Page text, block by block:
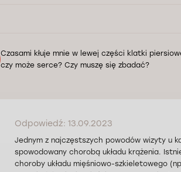
Czasami kłuje mnie w lewej części klatki
czy może serce? Czy muszę się zbadać?
Odpowiedź: 13.09.2023
Jednym z najczęstszych powodów wizyty u
spowodowany chorobą układu krążenia.
choroby układu mięśniowo-szkieletowego